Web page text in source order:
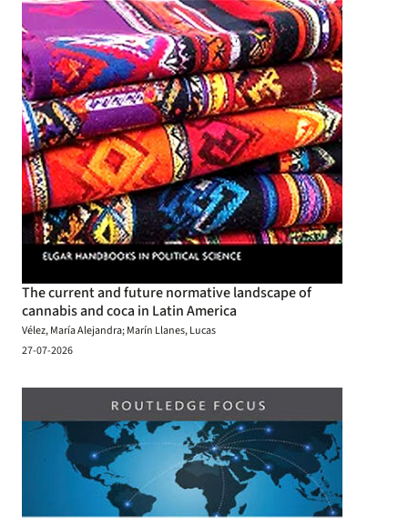
The current and future normative landscape of
cannabis and coca in Latin America
Vélez, María Alejandra; Marín Llanes, Lucas
27-07-2026